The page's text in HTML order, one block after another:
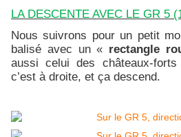
LA DESCENTE AVEC LE GR 5
Nous suivrons pour un petit
balisé avec un « rectangle
aussi celui des châteaux-forts
c’est à droite, et ça descend.